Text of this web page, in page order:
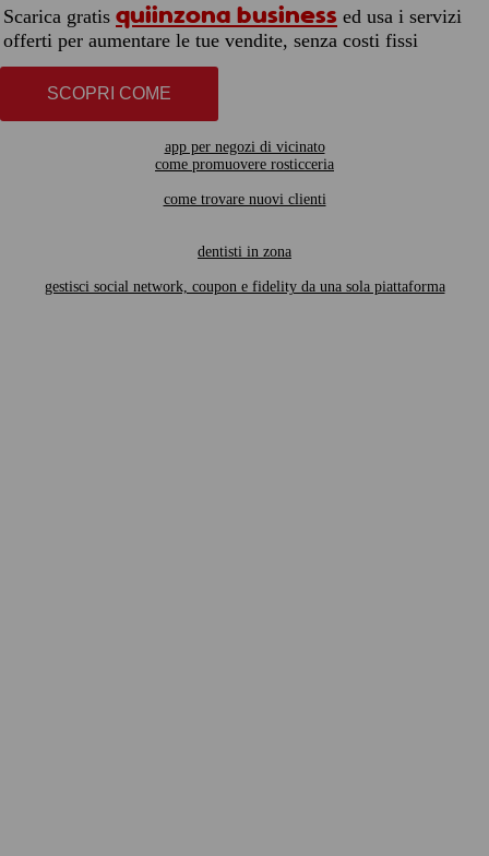
Scarica gratis quiinzona business ed usa i servizi
offerti per aumentare le tue vendite, senza costi fissi
SCOPRI COME
app per negozi di vicinato
come promuovere rosticceria
come trovare nuovi clienti
dentisti in zona
gestisci social network, coupon e fidelity da una sola piattaforma